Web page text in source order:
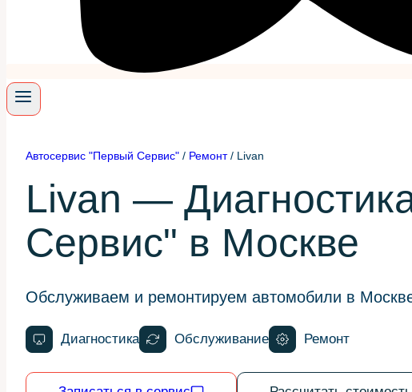
Автосервис "Первый Сервис" / Ремонт/ Livan
Livan —
Сервис" в Москве
Обслуживаем и ремонтируем автомобили в
Диагностика Обслуживание Ремонт